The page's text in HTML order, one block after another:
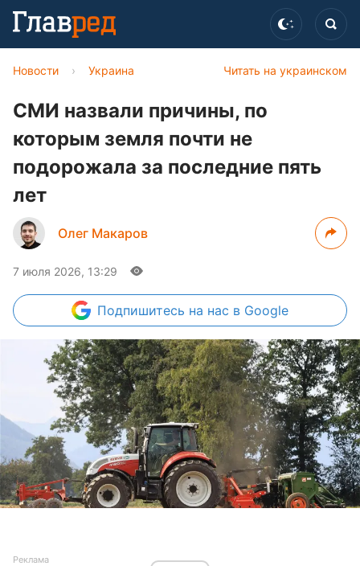
Читать на украинском
Новости › Украина
СМИ назвали причины, по
которым земля почти не
подорожала за последние пять
лет
Олег Макаров
7 июля 2026, 13:29
Подпишитесь на нас в Google
Реклама